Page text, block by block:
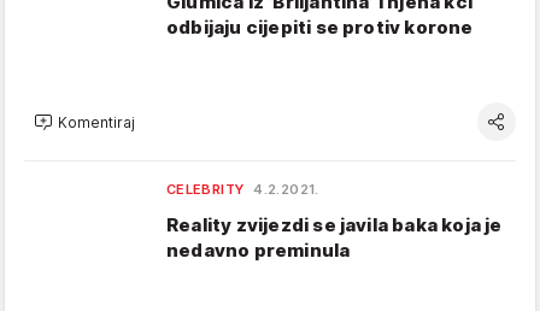
odbijaju cijepiti se protiv korone
Komentiraj
CELEBRITY 4.2.2021.
Reality zvijezdi se javila baka koja je
nedavno preminula